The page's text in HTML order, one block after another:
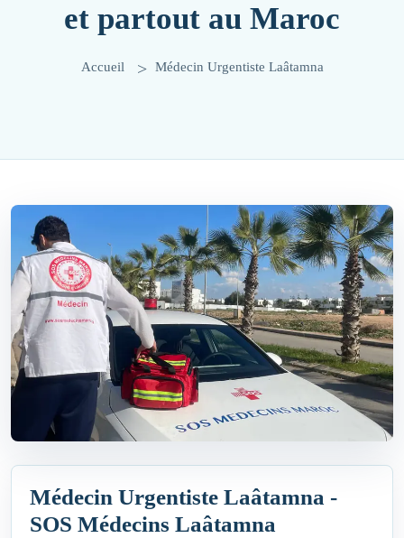
et partout au Maroc
Accueil Médecin Urgentiste Laâtamna
Médecin Urgentiste Laâtamna -
SOS Médecins Laâtamna